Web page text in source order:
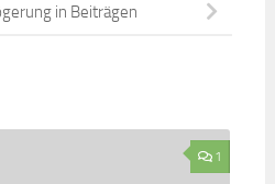
in Beiträgen
1